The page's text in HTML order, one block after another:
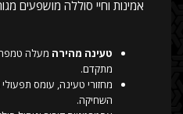
אמינות וחיי סוללה מושפעים
טעינה מהירה מעלה
מתקדם.
מחזורי טעינה, עומס
השחיקה.